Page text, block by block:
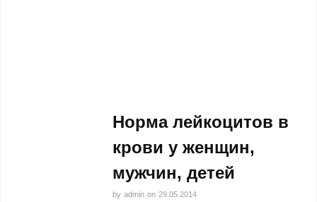
Норма лейкоцитов в
крови у женщин,
мужчин, детей
by admin on 29.05.2014